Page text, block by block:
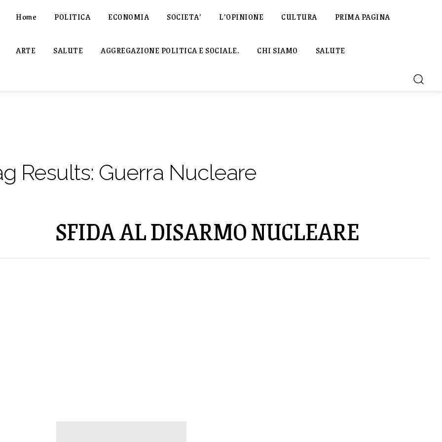
Home POLITICA ECONOMIA SOCIETA’ L’OPINIONE CULTURA PRIMA PAGINA
ARTE SALUTE AGGREGAZIONE POLITICA E SOCIALE. CHI SIAMO SALUTE
Results: Guerra Nucleare
SFIDA AL DISARMO NUCLEARE